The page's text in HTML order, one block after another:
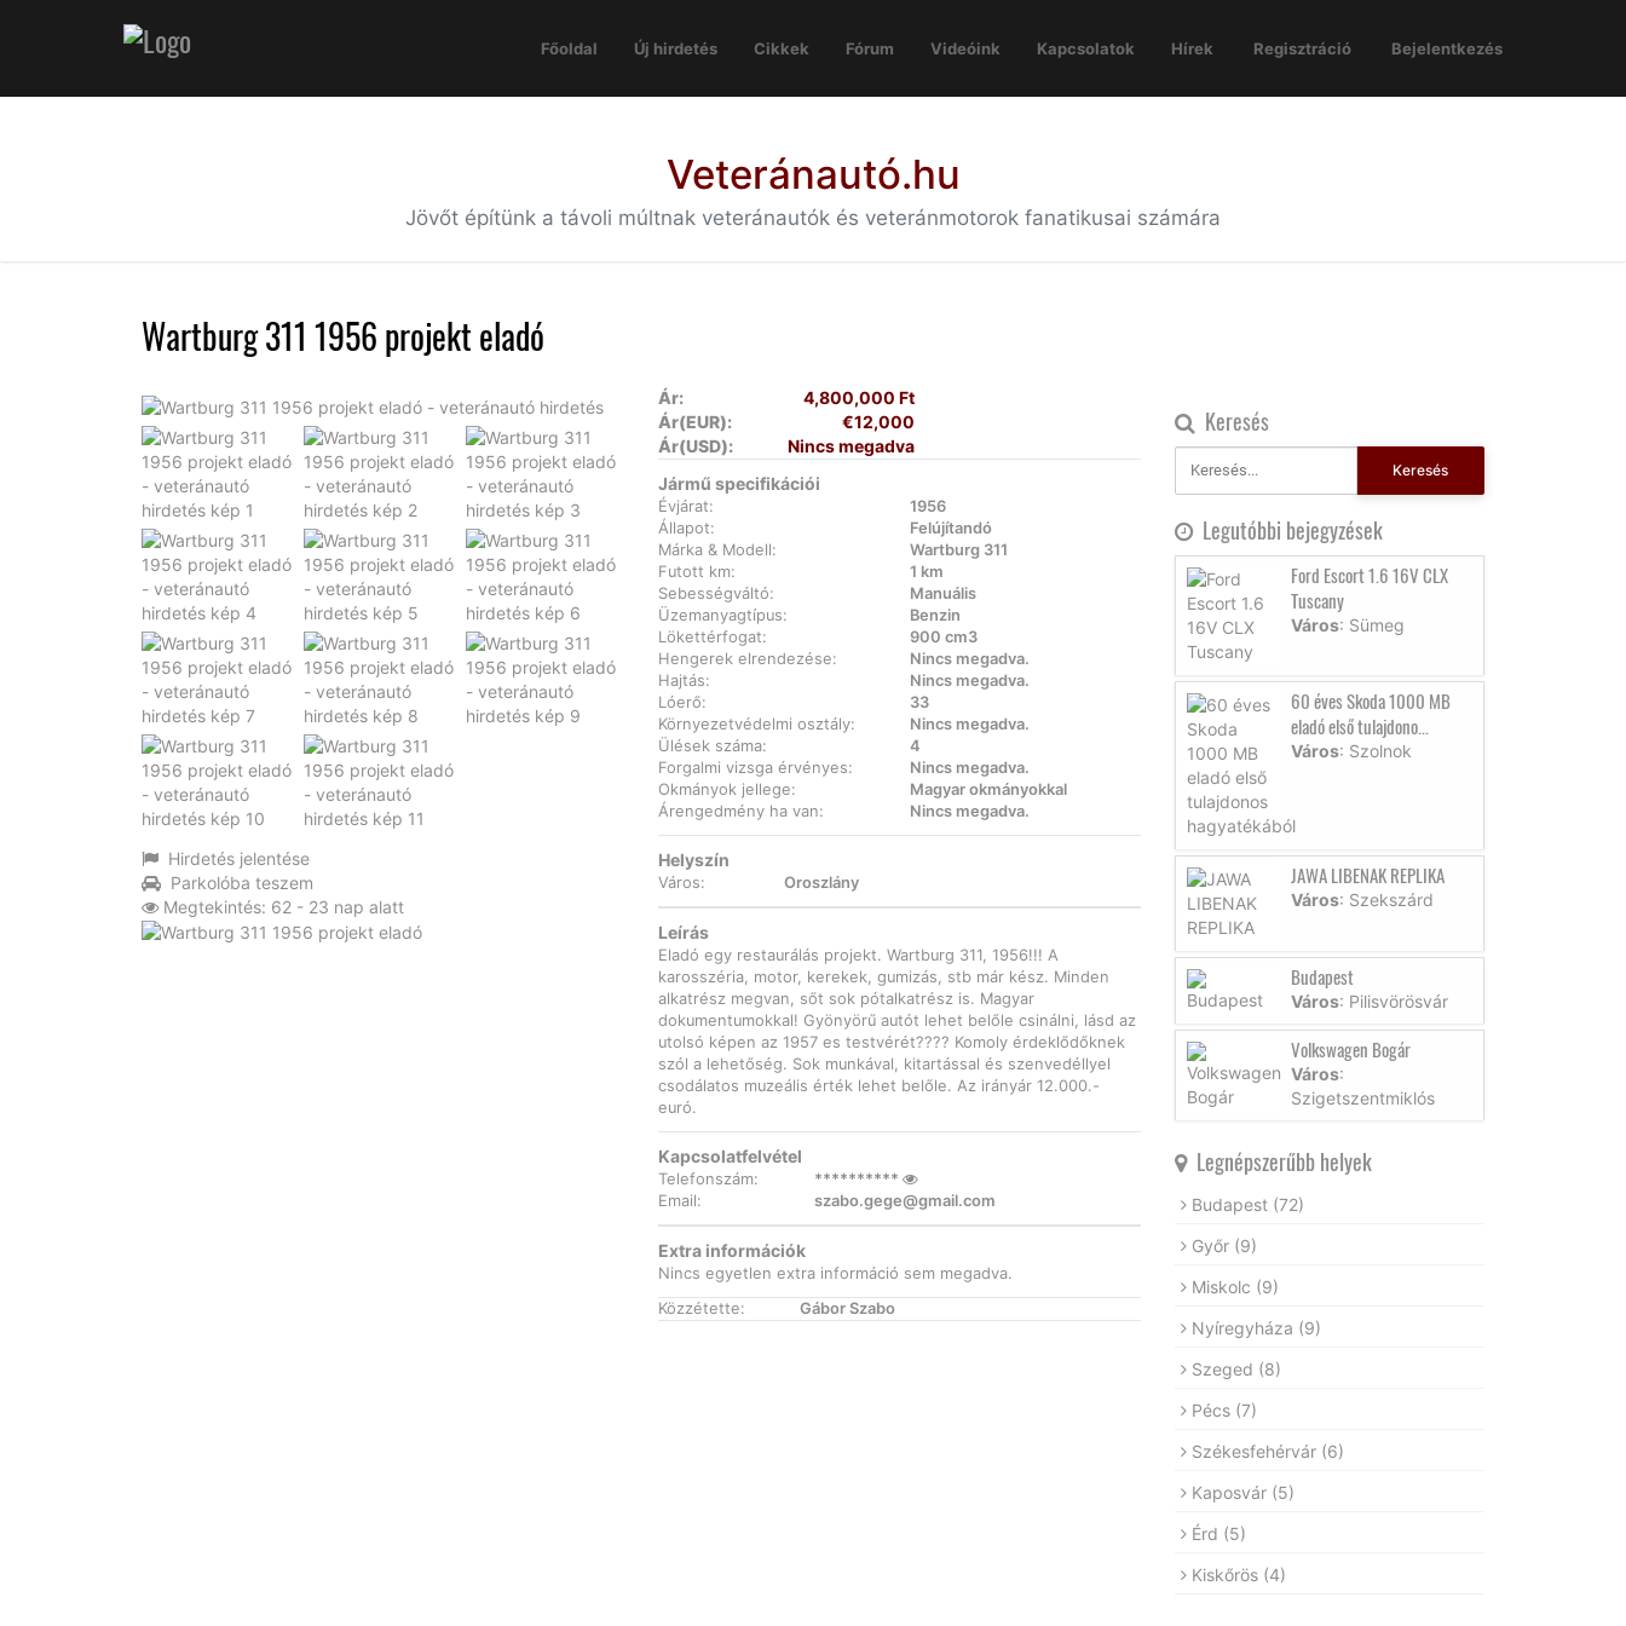
Főoldal Új hirdetés Cikkek Fórum Videóink Kapcsolatok Hírek Regisztráció Bejelentkezés
Veteránautó.hu
Jövőt építünk a távoli múltnak veteránautók és veteránmotorok fanatikusai számára
Wartburg 311 1956 projekt eladó
Hirdetés jelentése
Parkolóba teszem
Megtekintés: 62 - 23 nap alatt
Ár:
4,800,000 Ft
Ár(EUR):
€12,000
Ár(USD):
Nincs megadva
Jármű specifikációi
Évjárat:
1956
Állapot:
Felújítandó
Márka & Modell:
Wartburg 311
Futott km:
1 km
Sebességváltó:
Manuális
Üzemanyagtípus:
Benzin
Lökettérfogat:
900 cm3
Hengerek elrendezése:
Nincs megadva.
Hajtás:
Nincs megadva.
Lóerő:
33
Környezetvédelmi osztály:
Nincs megadva.
Ülések száma:
4
Forgalmi vizsga érvényes:
Nincs megadva.
Okmányok jellege:
Magyar okmányokkal
Árengedmény ha van:
Nincs megadva.
Helyszín
Város: Oroszlány
Leírás
Eladó egy restaurálás projekt. Wartburg 311, 1956!!! A
karosszéria, motor, kerekek, gumizás, stb már kész. Minden
alkatrész megvan, sőt sok pótalkatrész is. Magyar
dokumentumokkal! Gyönyörű autót lehet belőle csinálni, lásd az
utolsó képen az 1957 es testvérét???? Komoly érdeklődőknek
szól a lehetőség. Sok munkával, kitartással és szenvedéllyel
csodálatos muzeális érték lehet belőle. Az irányár 12.000.-
euró.
Kapcsolatfelvétel
Telefonszám:
**********
Email:
szabo.gege@gmail.com
Extra információk
Nincs egyetlen extra információ sem megadva.
Közzétette:
Gábor Szabo
Keresés
Keresés
Legutóbbi bejegyzések
Ford Escort 1.6 16V CLX
Tuscany
Város: Sümeg
60 éves Skoda 1000 MB
eladó első tulajdono...
Város: Szolnok
JAWA LIBENAK REPLIKA
Város: Szekszárd
Budapest
Város: Pilisvörösvár
Volkswagen Bogár
Város:
Szigetszentmiklós
Legnépszerűbb helyek
Budapest (72)
Győr (9)
Miskolc (9)
Nyíregyháza (9)
Szeged (8)
Pécs (7)
Székesfehérvár (6)
Kaposvár (5)
Érd (5)
Kiskőrös (4)